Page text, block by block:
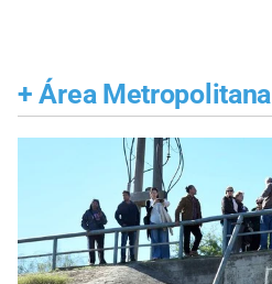
+ Área Metropolitana